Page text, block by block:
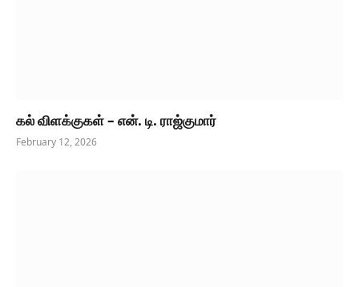
கல் விளக்குகள் – என். டி. ராஜ்குமார்
February 12, 2026